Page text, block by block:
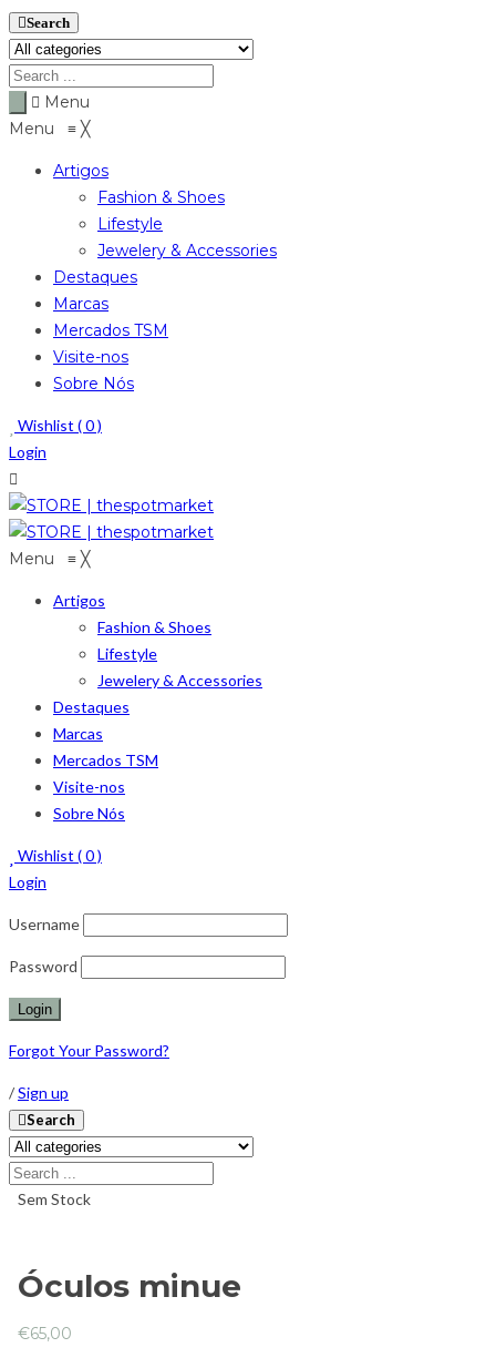
Search
Menu
Menu ≡ ╳
Artigos
Fashion & Shoes
Lifestyle
Jewelery & Accessories
Destaques
Marcas
Mercados TSM
Visite-nos
Sobre Nós
Wishlist (0)
Login
Menu ≡ ╳
Artigos
Fashion & Shoes
Lifestyle
Jewelery & Accessories
Destaques
Marcas
Mercados TSM
Visite-nos
Sobre Nós
Wishlist (0)
Login
Username
Password
Forgot Your Password?
/Sign up
Search
Sem Stock
Óculos minue
€65,00